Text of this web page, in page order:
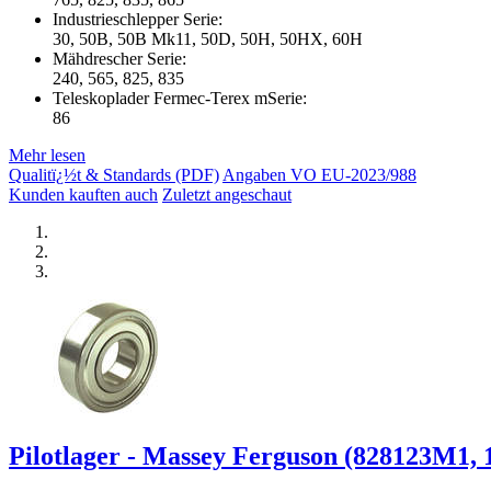
Industrieschlepper Serie:
30, 50B, 50B Mk11, 50D, 50H, 50HX, 60H
Mähdrescher Serie:
240, 565, 825, 835
Teleskoplader Fermec-Terex mSerie:
86
Mehr lesen
Qualitï¿½t & Standards (PDF) Angaben VO EU-2023/988
Kunden kauften auch Zuletzt angeschaut
Pilotlager - Massey Ferguson (828123M1,